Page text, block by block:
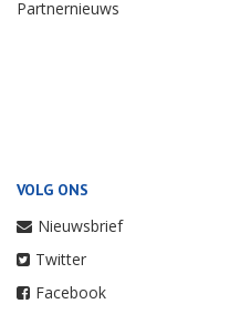
Partnernieuws
VOLG ONS
Nieuwsbrief
Twitter
Facebook